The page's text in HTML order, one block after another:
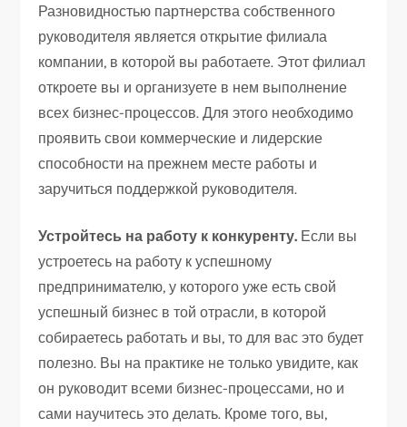
Разновидностью партнерства собственного
руководителя является открытие филиала
компании, в которой вы работаете. Этот филиал
откроете вы и организуете в нем выполнение
всех бизнес-процессов. Для этого необходимо
проявить свои коммерческие и лидерские
способности на прежнем месте работы и
заручиться поддержкой руководителя.
Устройтесь на работу к конкуренту. Если вы
устроетесь на работу к успешному
предпринимателю, у которого уже есть свой
успешный бизнес в той отрасли, в которой
собираетесь работать и вы, то для вас это будет
полезно. Вы на практике не только увидите, как
он руководит всеми бизнес-процессами, но и
сами научитесь это делать. Кроме того, вы,